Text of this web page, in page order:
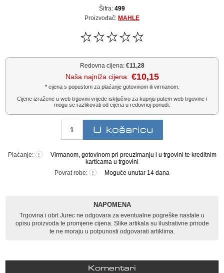
Šifra: 499
Proizvođač: MAHLE
Redovna cijena: €11,28
Naša najniža cijena: €10,15
* cijena s popustom za plaćanje gotovinom ili virmanom.
Cijene izražene u web trgovini vrijede isključivo za kupnju putem web trgovine i
mogu se razlikovati od cijena u redovnoj ponudi.
Plaćanje: !
Virmanom, gotovinom pri preuzimanju i u trgovini te kreditnim
karticama u trgovini
Povrat robe:
! Moguće unutar 14 dana
NAPOMENA
Trgovina i obrt Jurec ne odgovara za eventualne pogreške nastale u
opisu proizvoda te promjene cijena. Slike artikala su ilustrativne prirode
te ne moraju u potpunosti odgovarati artiklima.
Komentari